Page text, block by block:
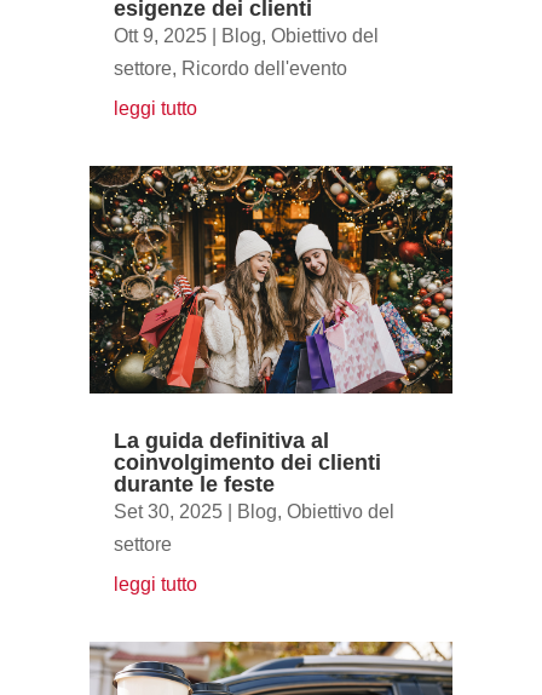
esigenze dei clienti
Ott 9, 2025| Blog, Obiettivo del
settore, Ricordo dell'evento
leggi tutto
La guida definitiva al
coinvolgimento dei clienti
durante le feste
Set 30, 2025| Blog, Obiettivo del
settore
leggi tutto